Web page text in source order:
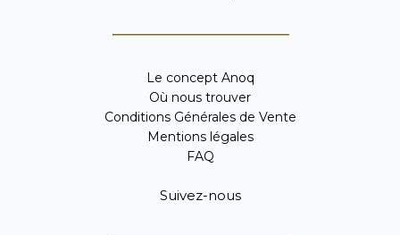
Le concept Anoq
Où nous trouver
Conditions Générales de Vente
Mentions légales
FAQ
Suivez-nous